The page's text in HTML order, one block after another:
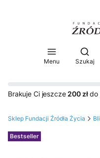
Menu Szukaj
Brakuje Ci jeszcze 200 złdo
Sklep Fundacji Źródła Życia
Etykiety
Bestseller